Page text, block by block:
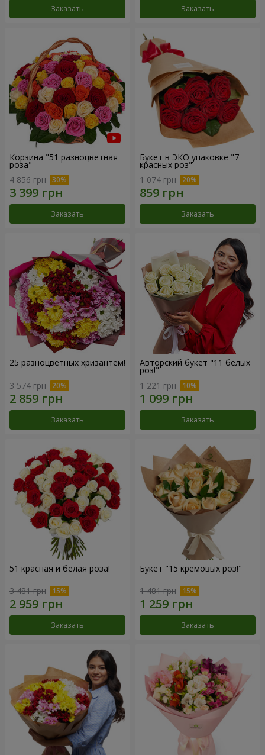
Заказать Заказать
Корзина "51 разноцветная
роза"
4 856 грн
Заказать
Букет в ЭКО упаковке "7
красных роз"
1 074 грн
Заказать
25 разноцветных хризантем!
3 574 грн
Заказать
Авторский букет "11 белых
роз!"
1 221 грн
Заказать
51 красная и белая роза!
3 481 грн
Заказать
Букет "15 кремовых роз!"
1 481 грн
Заказать